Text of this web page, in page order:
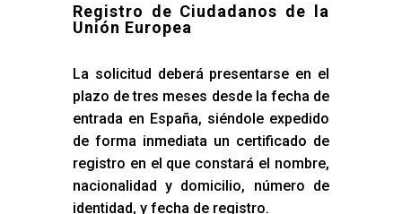
Registro de Ciudadanos de la
Unión Europea
La solicitud deberá presentarse en el
plazo de tres meses desde la fecha de
entrada en España, siéndole expedido
de forma inmediata un certificado de
registro en el que constará el nombre,
nacionalidad y domicilio, número de
identidad, y fecha de registro.